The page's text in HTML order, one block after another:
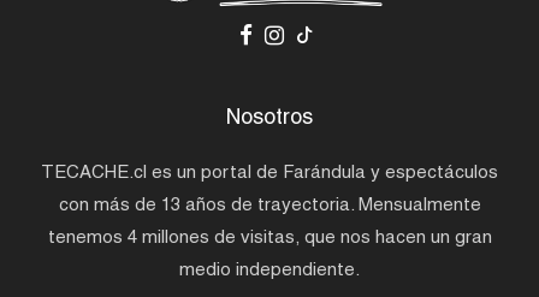
Nosotros
TECACHE.cl es un portal de Farándula y espectáculos
con más de 13 años de trayectoria. Mensualmente
tenemos 4 millones de visitas, que nos hacen un gran
medio independiente.